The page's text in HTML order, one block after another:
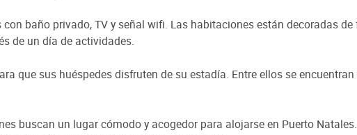
baño privado, TV y señal wifi. Las habitaciones están decoradas
de un día de actividades.
que sus huéspedes disfruten de su estadía. Entre ellos se
buscan un lugar cómodo y acogedor para alojarse en Puerto